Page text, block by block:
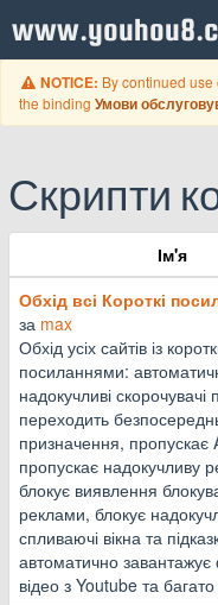
NOTICE: By continued
the binding Умови
Скрипти
Ім'я
Обхід всі Короткі
за max
Обхід усіх сайтів із
посиланнями:
надокучливі скорочувачі
переходить
призначення, пропускає
пропускає надокучливу
блокує виявлення
реклами, блокує
спливаючі вікна та
автоматично
відео з Youtube та